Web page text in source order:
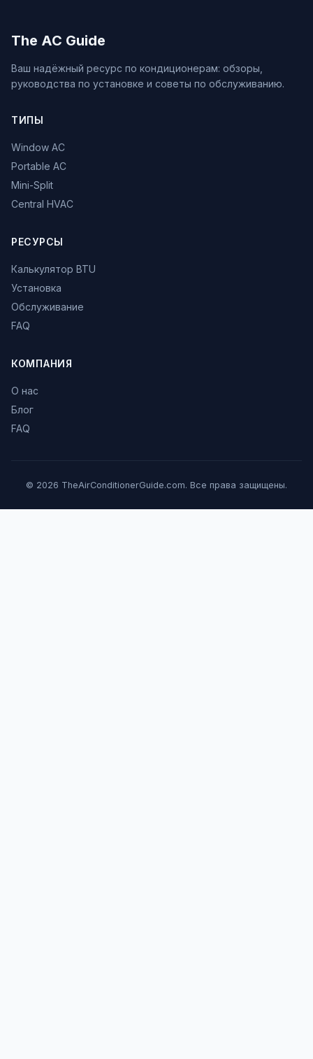
The AC Guide
Ваш надёжный ресурс по кондиционерам: обзоры,
руководства по установке и советы по обслуживанию.
ТИПЫ
Window AC
Portable AC
Mini-Split
Central HVAC
РЕСУРСЫ
Калькулятор BTU
Установка
Обслуживание
FAQ
КОМПАНИЯ
О нас
Блог
FAQ
© 2026 TheAirConditionerGuide.com. Все права защищены.